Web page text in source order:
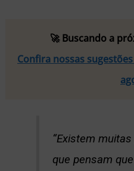
🚀 Buscando a
Confira nossas
“Existem
que pensam